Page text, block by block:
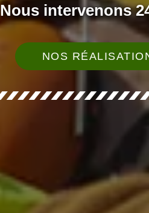
Nous intervenons
NOS